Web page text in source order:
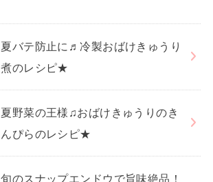
夏バテ防止に♬冷製おばけきゅうり
煮のレシピ★
夏野菜の王様♫おばけきゅうりのき
んぴらのレシピ★
旬のスナップエンドウで旨味絶品！